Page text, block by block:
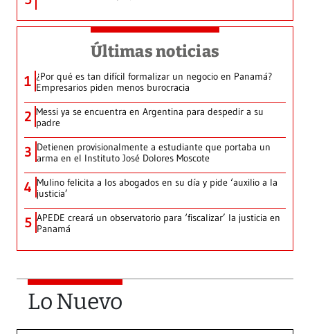
Últimas noticias
1 ¿Por qué es tan difícil formalizar un negocio en Panamá?
Empresarios piden menos burocracia
2 Messi ya se encuentra en Argentina para despedir a su
padre
3 Detienen provisionalmente a estudiante que portaba un
arma en el Instituto José Dolores Moscote
4 Mulino felicita a los abogados en su día y pide ‘auxilio a la
justicia’
5 APEDE creará un observatorio para ‘fiscalizar’ la justicia en
Panamá
Lo Nuevo